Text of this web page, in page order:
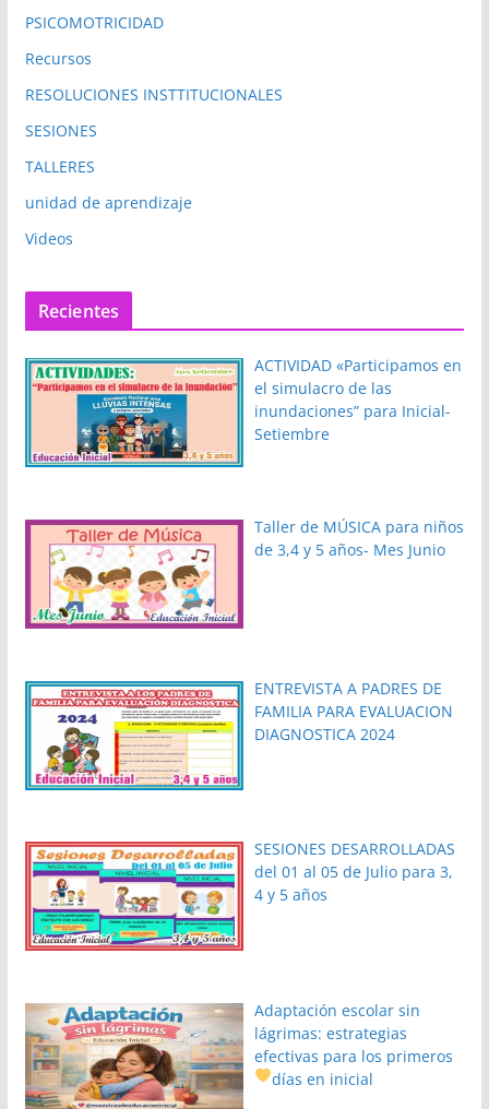
PSICOMOTRICIDAD
Recursos
RESOLUCIONES INSTTITUCIONALES
SESIONES
TALLERES
unidad de aprendizaje
Videos
Recientes
ACTIVIDAD «Participamos en
el simulacro de las
inundaciones” para Inicial-
Setiembre
Taller de MÚSICA para niños
de 3,4 y 5 años- Mes Junio
ENTREVISTA A PADRES DE
FAMILIA PARA EVALUACION
DIAGNOSTICA 2024
SESIONES DESARROLLADAS
del 01 al 05 de Julio para 3,
4 y 5 años
Adaptación escolar sin
lágrimas: estrategias
efectivas para los primeros
días en inicial